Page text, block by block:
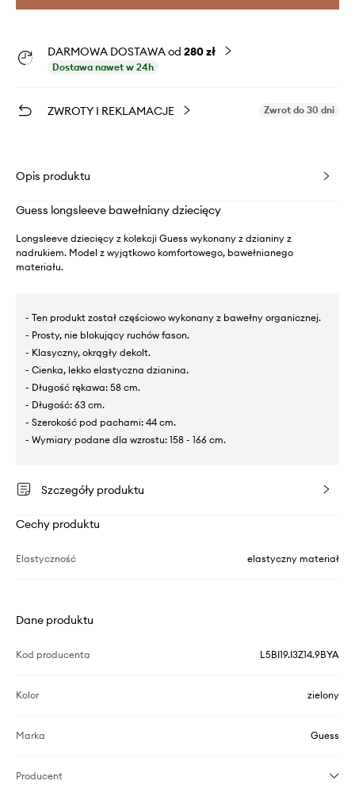
DARMOWA DOSTAWA od 280 zł
Dostawa nawet w 24h
ZWROTY I REKLAMACJE Zwrot do 30 dni
Opis produktu
Guess longsleeve bawełniany dziecięcy
Longsleeve dziecięcy z kolekcji Guess wykonany z dzianiny z
nadrukiem. Model z wyjątkowo komfortowego, bawełnianego
materiału.
- Ten produkt został częściowo wykonany z bawełny organicznej.
- Prosty, nie blokujący ruchów fason.
- Klasyczny, okrągły dekolt.
- Cienka, lekko elastyczna dzianina.
- Długość rękawa: 58 cm.
- Długość: 63 cm.
- Szerokość pod pachami: 44 cm.
- Wymiary podane dla wzrostu: 158 - 166 cm.
Szczegóły produktu
Cechy produktu
Elastyczność elastyczny materiał
Dane produktu
Kod producenta L5BI19.I3Z14.9BYA
Kolor zielony
Marka Guess
Producent